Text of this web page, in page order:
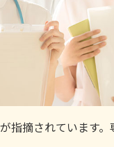
指摘されています